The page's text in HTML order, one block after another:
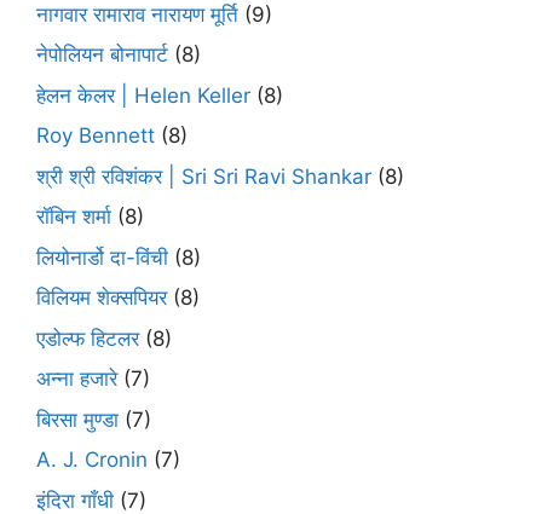
नागवार रामाराव नारायण मूर्ति (9)
नेपोलियन बोनापार्ट (8)
हेलन केलर | Helen Keller (8)
Roy Bennett (8)
श्री श्री रविशंकर | Sri Sri Ravi Shankar (8)
रॉबिन शर्मा (8)
लियोनार्डो दा-विंची (8)
विलियम शेक्सपियर(8)
एडोल्फ हिटलर(8)
अन्ना हजारे(7)
बिरसा मुण्डा (7)
A. J. Cronin (7)
इंदिरा गाँधी (7)